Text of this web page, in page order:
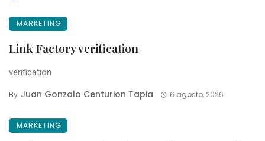
MARKETING
Link Factory verification
verification
By Juan Gonzalo Centurion Tapia 6 agosto, 2026
MARKETING